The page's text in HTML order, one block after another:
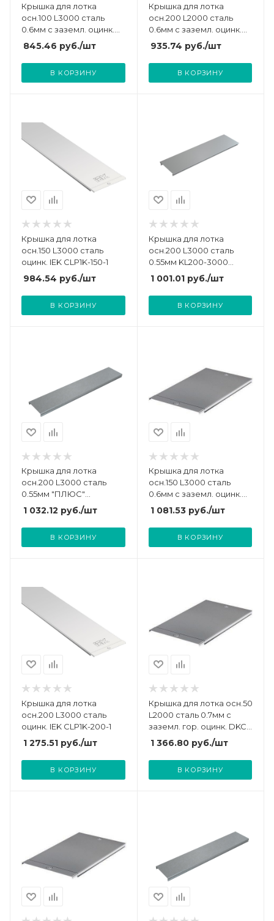
Крышка для лотка
осн.100 L3000 сталь
0.6мм с заземл. оцинк.
DKC 35522
845.46 руб./шт
В КОРЗИНУ
Крышка для лотка
осн.200 L2000 сталь
0.6мм с заземл. оцинк.
DKC 35514
935.74 руб./шт
В КОРЗИНУ
Крышка для лотка
осн.150 L3000 сталь
оцинк. IEK CLP1K-150-1
984.54 руб./шт
В КОРЗИНУ
Крышка для лотка
осн.200 L3000 сталь
0.55мм KL200-3000
оцинк. КМ LO0521
1 001.01руб./шт
В КОРЗИНУ
Крышка для лотка
осн.200 L3000 сталь
0.55мм "ПЛЮС"
KLplus200-0.55-3000
оцинк. КМ PL0403
1 032.12 руб./шт
В КОРЗИНУ
Крышка для лотка
осн.150 L3000 сталь
0.6мм с заземл. оцинк.
DKC 35523
1 081.53руб./шт
В КОРЗИНУ
Крышка для лотка
осн.200 L3000 сталь
оцинк. IEK CLP1K-200-1
1 275.51 руб./шт
В КОРЗИНУ
Крышка для лотка осн.50
L2000 сталь 0.7мм с
заземл. гор. оцинк. DKC
35510HDZ
1 366.80руб./шт
В КОРЗИНУ